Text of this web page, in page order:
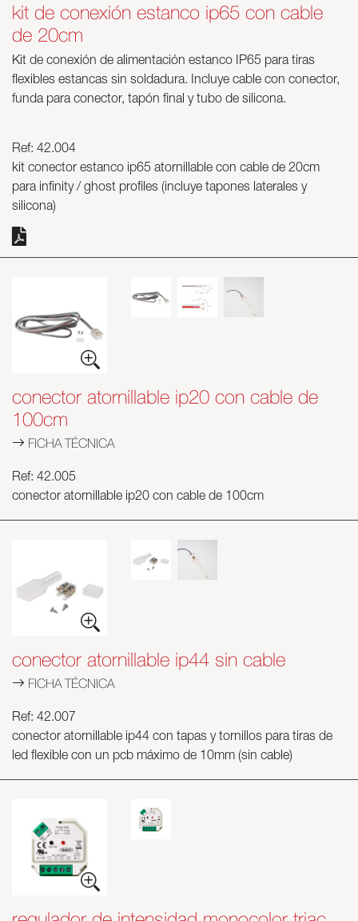
kit de conexión estanco ip65 con cable
de 20cm
Kit de conexión de alimentación estanco IP65 para tiras
flexibles estancas sin soldadura. Incluye cable con conector,
funda para conector, tapón final y tubo de silicona.
Ref: 42.004
kit conector estanco ip65 atornillable con cable de 20cm
para infinity / ghost profiles (incluye tapones laterales y
silicona)
conector atornillable ip20 con cable de
100cm
FICHA TÉCNICA
Ref: 42.005
conector atornillable ip20 con cable de 100cm
conector atornillable ip44 sin cable
FICHA TÉCNICA
Ref: 42.007
conector atornillable ip44 con tapas y tornillos para tiras de
led flexible con un pcb máximo de 10mm (sin cable)